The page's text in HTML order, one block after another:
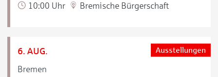
10:00 Uhr
Bremische Bürgerschaft
6. AUG.
Bremen
Ausstellungen